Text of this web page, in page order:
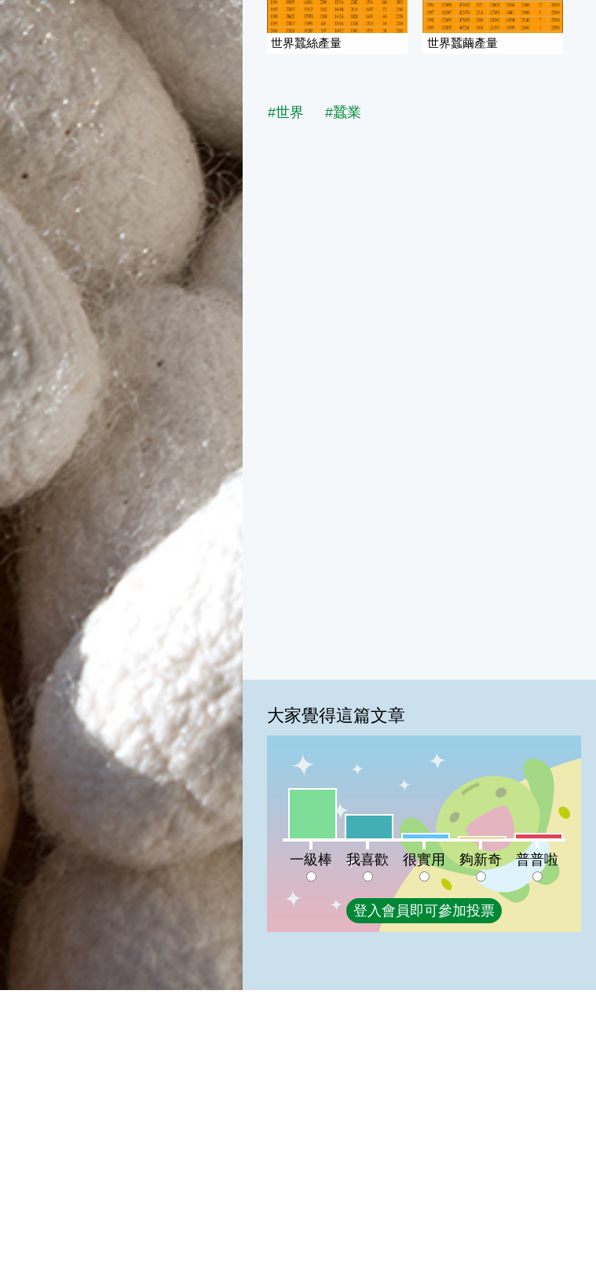
世界蠶絲產量 世界蠶繭產量
#世界 #蠶業
大家覺得這篇文章
我喜歡:28%
很實用:6%夠新奇:3%普普啦:6%
一級棒
我喜歡 很實用 夠新奇 普普啦
登入會員即可參加投票